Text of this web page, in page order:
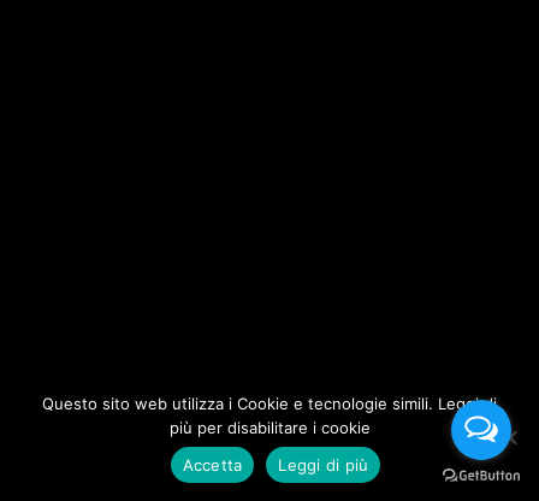
Questo sito web utilizza i Cookie e tecnologie simili. Leggi di
più per disabilitare i cookie
Accetta
Leggi di più